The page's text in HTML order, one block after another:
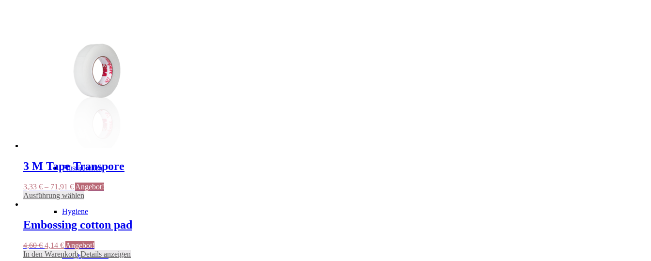
Tapes
Flüssigkeiten
Hygiene
Pflegeprodukte
3 M Tape Transpore
3,33 € – 71,91 € Angebot!
Ausführung wählen
weist
mehrere
Varianten
Die
Optionen
Embossing cotton pad
4,60€ Ursprünglicher
Preis
4,14 €Aktueller
Preis
Angebot!
In den Warenkorb Details anzeigen